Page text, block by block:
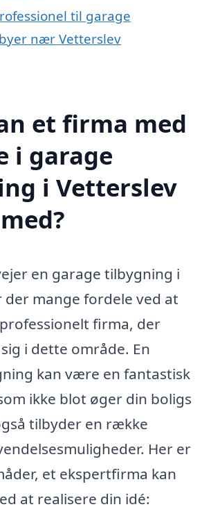
til garage
nær Vetterslev
et firma med
i garage
i Vetterslev
en garage tilbygning i
der mange fordele ved at
firma, der
i dette område. En
kan være en fantastisk
ikke blot øger din boligs
tilbyder en række
Her er
et ekspertfirma kan
at realisere din idé: